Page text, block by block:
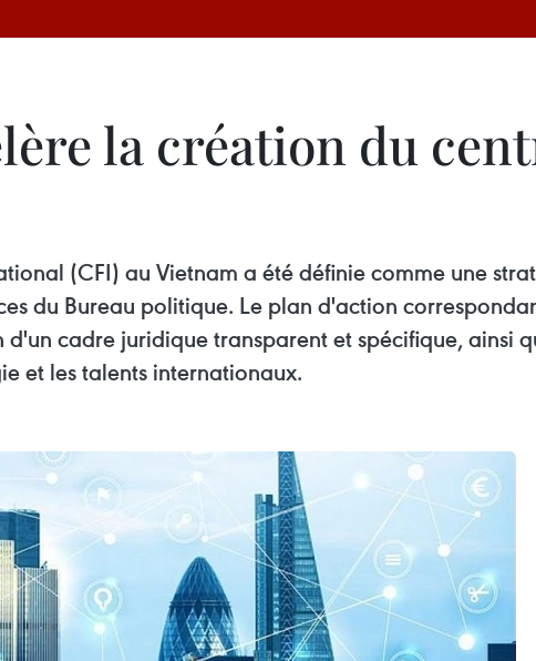
la création du
(CFI) au Vietnam a été définie comme une
du Bureau politique. Le plan d'action
cadre juridique transparent et spécifique, ainsi
et les talents internationaux.